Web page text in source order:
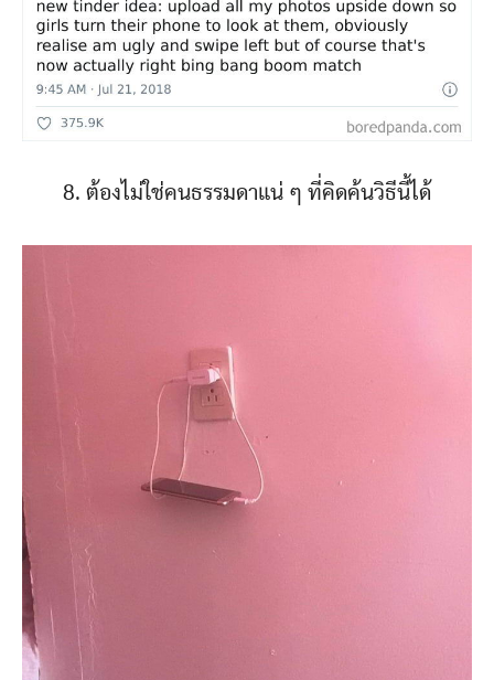
8. ต้องไม่ใช่คนธรรมดาแน่ ๆ ที่คิดค้นวิธีนี้ได้